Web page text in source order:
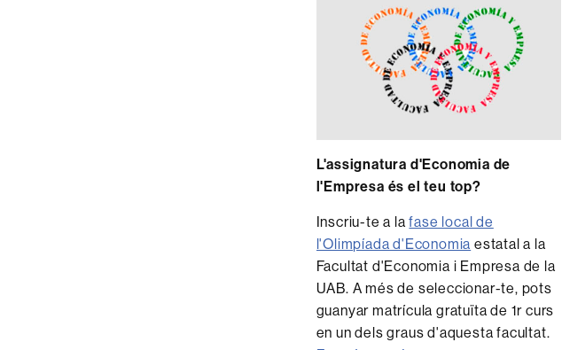
L'assignatura d'Economia de
l'Empresa és el teu top?
Inscriu-te a lafase local de
l'Olimpíada d'Economia estatal a la
Facultat d'Economia i Empresa de la
UAB. A més de seleccionar-te, pots
guanyar matrícula gratuïta de 1r curs
en un dels graus d'aquesta facultat.